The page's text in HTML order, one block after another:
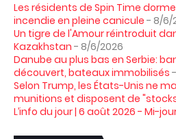
Les résidents de Spin Time
incendie en pleine canicule - 8/6/
Un tigre de l'Amour réintroduit
Kazakhstan - 8/6/2026
Danube au plus bas en Serbie:
découvert, bateaux immobilisés
Selon Trump, les États-Unis ne
munitions et disposent de
L’info du jour | 6 août 2026 - Mi-